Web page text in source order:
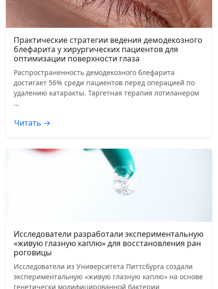
Практические стратегии ведения демодекозного
блефарита у хирургических пациентов для
оптимизации поверхности глаза
Распространенность демодекозного блефарита
достигает 56% среди пациентов перед операцией по
удалению катаракты. Таргетная терапия лотиланером
…
Читать →
Исследователи разработали экспериментальную
«живую глазную каплю» для восстановления ран
роговицы
Исследователи из Университета Питтсбурга создали
экспериментальную «живую глазную каплю» на основе
генетически модифицированной бактерии